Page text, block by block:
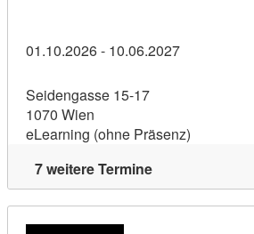
01.10.2026 - 10.06.2027
Seidengasse 15-17
1070 Wien
eLearning (ohne Präsenz)
7 weitere Termine